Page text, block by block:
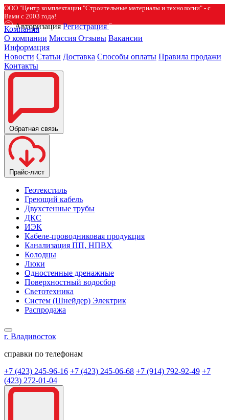
ООО "Центр комплектации "Строительные материалы и технологии" - с
Вами с 2003 года!
Авторизация Регистрация
Компания
О компании Миссия Отзывы Вакансии
Информация
Новости Статьи Доставка Способы оплаты Правила продажи
Контакты
Обратная связь
Прайс-лист
Геотекстиль
Греющий кабель
Двухстенные трубы
ДКС
ИЭК
Кабеле-проводниковая продукция
Канализация ПП, НПВХ
Колодцы
Люки
Одностенные дренажные
Поверхностный водосбор
Светотехника
Систем (Шнейдер) Электрик
Распродажа
г. Владивосток
справки по телефонам
+7 (423) 245-96-16 +7 (423) 245-06-68 +7 (914) 792-92-49 +7
(423) 272-01-04